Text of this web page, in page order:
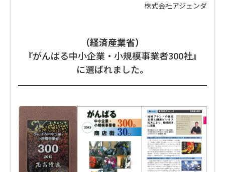
株式会社アジェンダ
（経済産業省）
『がんばる中小企業・小規模事業者300社』
に選ばれました。